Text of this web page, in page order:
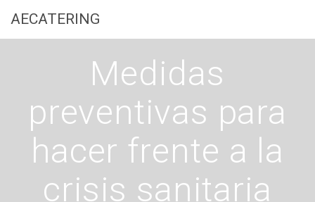
AECATERING
Medidas
preventivas para
hacer frente a la
crisis sanitaria